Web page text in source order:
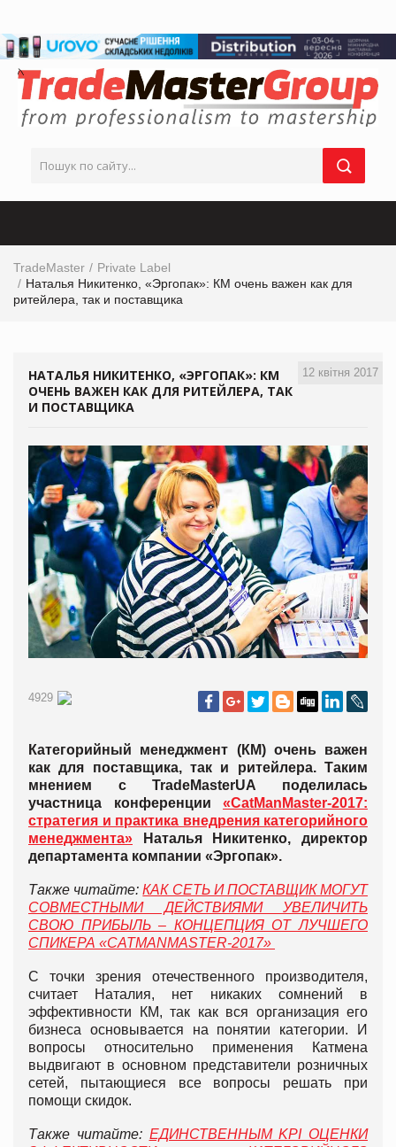
TradeMaster
Private Label
Наталья Никитенко, «Эргопак»: КМ очень важен как для
ритейлера, так и поставщика
12 квітня 2017
НАТАЛЬЯ НИКИТЕНКО, «ЭРГОПАК»: КМ
ОЧЕНЬ ВАЖЕН КАК ДЛЯ РИТЕЙЛЕРА, ТАК
И ПОСТАВЩИКА
4929
Категорийный менеджмент (КМ) очень важен
как для поставщика, так и ритейлера. Таким
мнением с TradeMasterUA поделилась
участница конференции «CatManMaster-2017:
стратегия и практика внедрения категорийного
менеджмента» Наталья Никитенко, директор
департамента компании «Эргопак».
Также читайте:КАК СЕТЬ И ПОСТАВЩИК МОГУТ
СОВМЕСТНЫМИ ДЕЙСТВИЯМИ УВЕЛИЧИТЬ
СВОЮ ПРИБЫЛЬ – КОНЦЕПЦИЯ ОТ ЛУЧШЕГО
СПИКЕРА «CATMANMASTER-2017»
С точки зрения отечественного производителя,
считает Наталия, нет никаких сомнений в
эффективности КМ, так как вся организация его
бизнеса основывается на понятии категории. И
вопросы относительно применения Катмена
выдвигают в основном представители розничных
сетей, пытающиеся все вопросы решать при
помощи скидок.
Также читайте: ЕДИНСТВЕННЫМ KPI ОЦЕНКИ